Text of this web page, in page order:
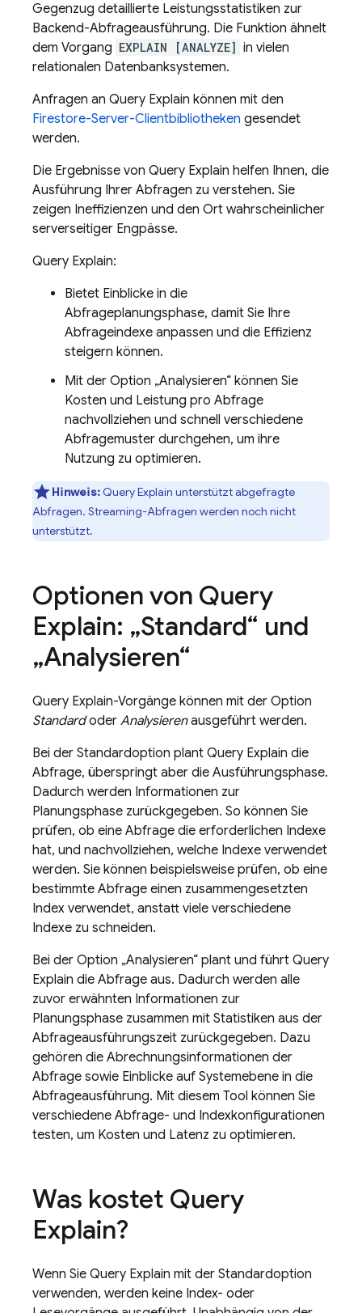
Gegenzug detaillierte Leistungsstatistiken zur
Backend-Abfrageausführung. Die Funktion ähnelt
dem Vorgang EXPLAIN [ANALYZE] in vielen
relationalen Datenbanksystemen.
Anfragen an Query Explain können mit den
Firestore-Server-Clientbibliotheken gesendet
werden.
Die Ergebnisse von Query Explain helfen Ihnen, die
Ausführung Ihrer Abfragen zu verstehen. Sie
zeigen Ineffizienzen und den Ort wahrscheinlicher
serverseitiger Engpässe.
Query Explain:
Bietet Einblicke in die
Abfrageplanungsphase, damit Sie Ihre
Abfrageindexe anpassen und die Effizienz
steigern können.
Mit der Option „Analysieren“ können Sie
Kosten und Leistung pro Abfrage
nachvollziehen und schnell verschiedene
Abfragemuster durchgehen, um ihre
Nutzung zu optimieren.
Hinweis:Query Explain unterstützt abgefragte
Abfragen. Streaming-Abfragen werden noch nicht
unterstützt.
Optionen von Query
Explain: „Standard“ und
„Analysieren“
Query Explain-Vorgänge können mit der Option
Standardoder Analysierenausgeführt werden.
Bei der Standardoption plant Query Explain die
Abfrage, überspringt aber die Ausführungsphase.
Dadurch werden Informationen zur
Planungsphase zurückgegeben. So können Sie
prüfen, ob eine Abfrage die erforderlichen Indexe
hat, und nachvollziehen, welche Indexe verwendet
werden. Sie können beispielsweise prüfen, ob eine
bestimmte Abfrage einen zusammengesetzten
Index verwendet, anstatt viele verschiedene
Indexe zu schneiden.
Bei der Option „Analysieren“ plant und führt Query
Explain die Abfrage aus. Dadurch werden alle
zuvor erwähnten Informationen zur
Planungsphase zusammen mit Statistiken aus der
Abfrageausführungszeit zurückgegeben. Dazu
gehören die Abrechnungsinformationen der
Abfrage sowie Einblicke auf Systemebene in die
Abfrageausführung. Mit diesem Tool können Sie
verschiedene Abfrage- und Indexkonfigurationen
testen, um Kosten und Latenz zu optimieren.
Was kostet Query
Explain?
Wenn Sie Query Explain mit der Standardoption
verwenden, werden keine Index- oder